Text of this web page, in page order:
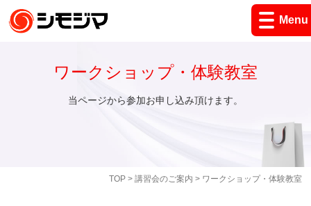
Menu
TOP> 講習会のご案内 > ワークショップ・体験教室
ワークショップ・体験教室
当ページから参加お申し込み頂けます。